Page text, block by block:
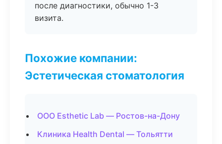
после диагностики, обычно 1-3
визита.
Похожие компании:
Эстетическая стоматология
ООО Esthetic Lab — Ростов-на-Дону
Клиника Health Dental — Тольятти